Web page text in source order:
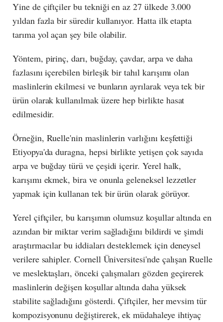
Yine de çiftçiler bu tekniği en az 27 ülkede 3.000
yıldan fazla bir süredir kullanıyor. Hatta ilk etapta
tarıma yol açan şey bile olabilir.
Yöntem, pirinç, darı, buğday, çavdar, arpa ve daha
fazlasını içerebilen birleşik bir tahıl karışımı olan
maslinlerin ekilmesi ve bunların ayrılarak veya tek bir
ürün olarak kullanılmak üzere hep birlikte hasat
edilmesidir.
Örneğin, Ruelle'nin maslinlerin varlığını keşfettiği
Etiyopya'da duragna, hepsi birlikte yetişen çok sayıda
arpa ve buğday türü ve çeşidi içerir. Yerel halk,
karışımı ekmek, bira ve onunla geleneksel lezzetler
yapmak için kullanan tek bir ürün olarak görüyor.
Yerel çiftçiler, bu karışımın olumsuz koşullar altında en
azından bir miktar verim sağladığını bildirdi ve şimdi
araştırmacılar bu iddiaları desteklemek için deneysel
verilere sahipler. Cornell Üniversitesi'nde çalışan Ruelle
ve meslektaşları, önceki çalışmaları gözden geçirerek
maslinlerin değişen koşullar altında daha yüksek
stabilite sağladığını gösterdi. Çiftçiler, her mevsim tür
kompozisyonunu değiştirerek, ek müdahaleye ihtiyaç